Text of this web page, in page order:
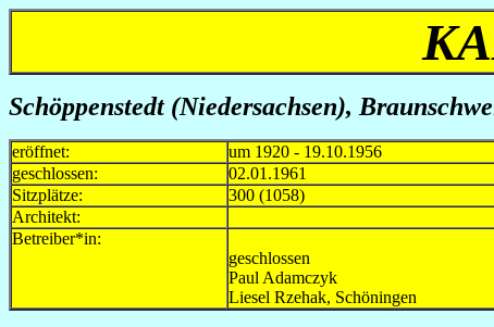
Schöppenstedt (Niedersachsen),
eröffnet:
um 1920 - 19.10.1956
geschlossen:
02.01.1961
Sitzplätze:
300 (1058)
Architekt:
Betreiber*in:
1920
geschlossen Mitte
Paul Adamczyk 1956-
Liesel